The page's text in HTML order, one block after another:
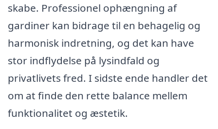
skabe. Professionel ophængning af
gardiner kan bidrage til en behagelig og
harmonisk indretning, og det kan have
stor indflydelse på lysindfald og
privatlivets fred. I sidste ende handler det
om at finde den rette balance mellem
funktionalitet og æstetik.